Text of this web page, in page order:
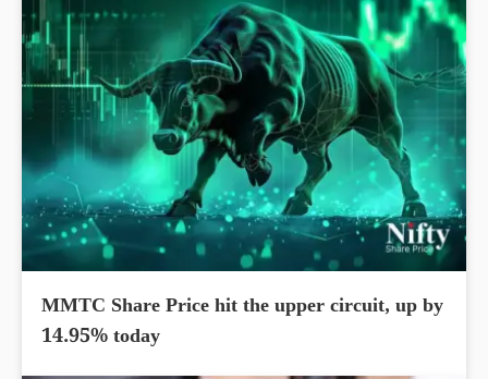
MMTC Share Price hit the upper circuit, up by
14.95% today